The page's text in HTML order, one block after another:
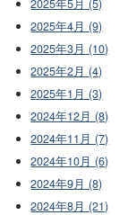
2025年5月 (5)
2025年4月 (9)
2025年3月 (10)
2025年2月 (4)
2025年1月 (3)
2024年12月 (8)
2024年11月 (7)
2024年10月 (6)
2024年9月 (8)
2024年8月 (21)